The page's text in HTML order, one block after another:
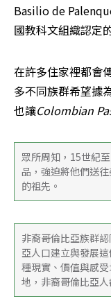
Basilio de
國教科文組織認定
在許多住家裡都會
多不同族群希望據
也讓Colombian
眾所周知，15世紀
品，強迫將他們送
的祖先。
非裔哥倫比亞族群
亞人口建立與發展
種現實、價值與感
地，非裔哥倫比亞